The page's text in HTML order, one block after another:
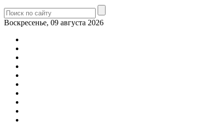
Воскресенье, 09 августа 2026